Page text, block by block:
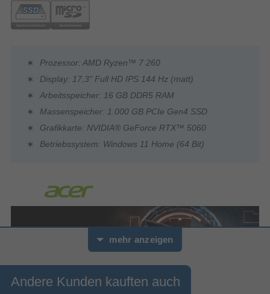
Prozessor: AMD Ryzen™ 7 260
Display: 17,3" Full HD IPS 144 Hz (matt)
Arbeitsspeicher: 16 GB DDR5 RAM
Massenspeicher: 1.000 GB PCIe Gen4 SSD
Grafikkarte: NVIDIA® GeForce RTX™ 5060
Betriebssystem: Windows 11 Home (64 Bit)
mehr anzeigen
Andere Kunden kauften auch